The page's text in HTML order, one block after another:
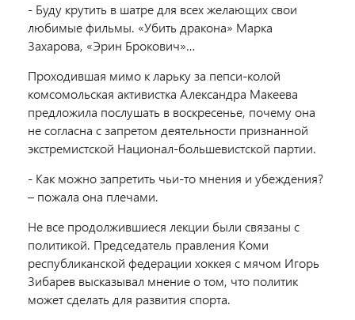
- Буду крутить в шатре для всех желающих свои
любимые фильмы. «Убить дракона» Марка
Захарова, «Эрин Брокович»…
Проходившая мимо к ларьку за пепси-колой
комсомольская активистка Александра Макеева
предложила послушать в воскресенье, почему она
не согласна с запретом деятельности признанной
экстремистской Национал-большевистской партии.
- Как можно запретить чьи-то мнения и убеждения?
– пожала она плечами.
Не все продолжившиеся лекции были связаны с
политикой. Председатель правления Коми
республиканской федерации хоккея с мячом Игорь
Зибарев высказывал мнение о том, что политик
может сделать для развития спорта.